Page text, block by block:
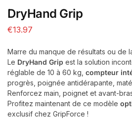
DryHand Grip
€13.97
Marre du manque de résultats ou de
Le DryHand Grip est la solution
réglable de 10 à 60 kg, compteur
progrès, poignée antidérapante,
Renforcez main, poignet et avant-
Profitez maintenant de ce modèle
exclusif chez GripForce !